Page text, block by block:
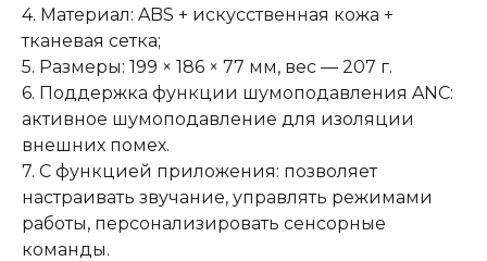
4. Материал: ABS + искусственная кожа +
тканевая сетка;
5. Размеры: 199 × 186 × 77 мм, вес — 207 г.
6. Поддержка функции шумоподавления ANC:
активное шумоподавление для изоляции
внешних помех.
7. С функцией приложения: позволяет
настраивать звучание, управлять режимами
работы, персонализировать сенсорные
команды.